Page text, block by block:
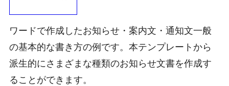
ワードで作成したお知らせ・案内文・通知文一般
の基本的な書き方の例です。本テンプレートから
派生的にさまざまな種類のお知らせ文書を作成す
ることができます。